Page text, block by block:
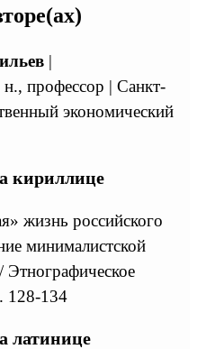
|
н., профессор | Санкт-
экономический
кириллице
жизнь российского
минималистской
Этнографическое
128-134
латинице